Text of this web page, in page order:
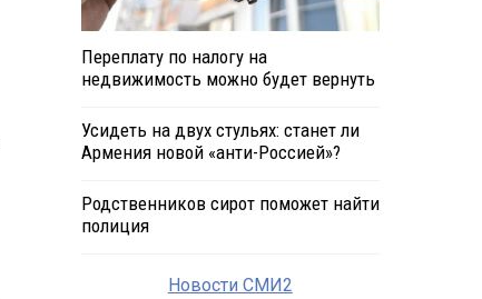
Переплату по налогу на
недвижимость можно будет вернуть
Усидеть на двух стульях: станет ли
Армения новой «анти-Россией»?
Родственников сирот поможет найти
полиция
Новости СМИ2